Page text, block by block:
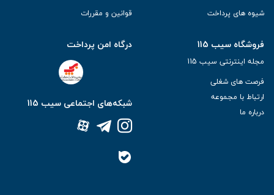
شیوه های پرداخت
قوانین و مقررات
فروشگاه سیب 115
مجله اینترنتی سیب 115
فرصت های شغلی
ارتباط با مجموعه
درباره ما
درگاه امن پرداخت
شبکه‌های اجتماعی سیب 115